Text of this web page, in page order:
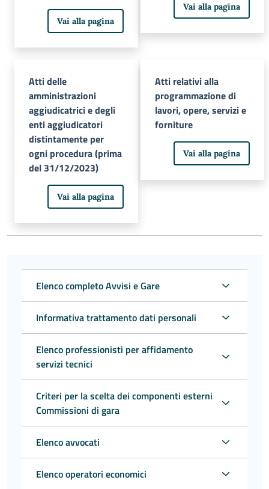
Vai alla pagina
Vai alla pagina
Atti delle
amministrazioni
aggiudicatrici e degli
enti aggiudicatori
distintamente per
ogni procedura (prima
del 31/12/2023)
Vai alla pagina
Atti relativi alla
programmazione di
lavori, opere, servizi e
forniture
Vai alla pagina
Elenco completo Avvisi e Gare
Informativa trattamento dati personali
Elenco professionisti per affidamento
servizi tecnici
Criteri per la scelta dei componenti esterni
Commissioni di gara
Elenco avvocati
Elenco operatori economici